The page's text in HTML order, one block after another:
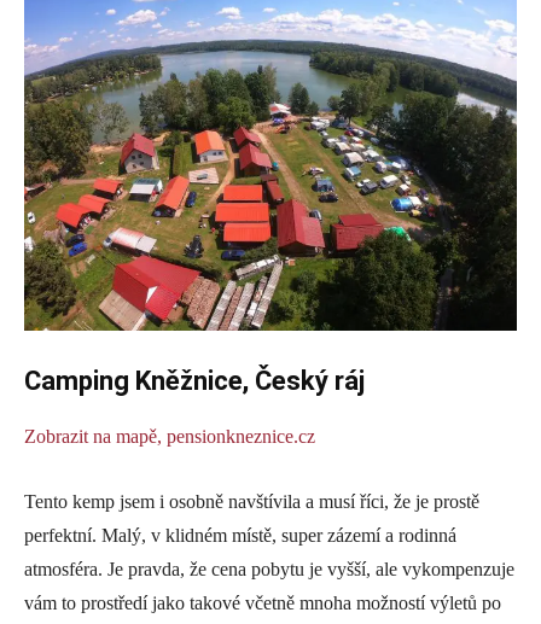
Camping Kněžnice, Český ráj
Zobrazit na mapě, pensionkneznice.cz
Tento kemp jsem i osobně navštívila a musí říci, že je prostě
perfektní. Malý, v klidném místě, super zázemí a rodinná
atmosféra. Je pravda, že cena pobytu je vyšší, ale vykompenzuje
vám to prostředí jako takové včetně mnoha možností výletů po